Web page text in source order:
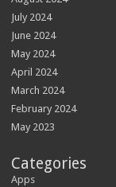
July 2024
June 2024
May 2024
April 2024
March 2024
February 2024
May 2023
Categories
Apps